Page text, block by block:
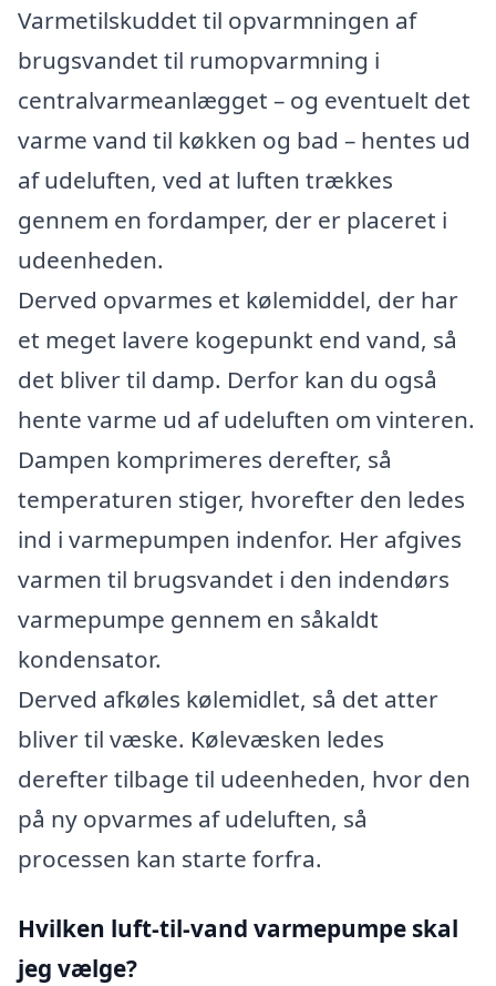
Varmetilskuddet til opvarmningen af
brugsvandet til rumopvarmning i
centralvarmeanlægget – og eventuelt det
varme vand til køkken og bad – hentes ud
af udeluften, ved at luften trækkes
gennem en fordamper, der er placeret i
udeenheden.
Derved opvarmes et kølemiddel, der har
et meget lavere kogepunkt end vand, så
det bliver til damp. Derfor kan du også
hente varme ud af udeluften om vinteren.
Dampen komprimeres derefter, så
temperaturen stiger, hvorefter den ledes
ind i varmepumpen indenfor. Her afgives
varmen til brugsvandet i den indendørs
varmepumpe gennem en såkaldt
kondensator.
Derved afkøles kølemidlet, så det atter
bliver til væske. Kølevæsken ledes
derefter tilbage til udeenheden, hvor den
på ny opvarmes af udeluften, så
processen kan starte forfra.
Hvilken luft-til-vand varmepumpe skal
jeg vælge?